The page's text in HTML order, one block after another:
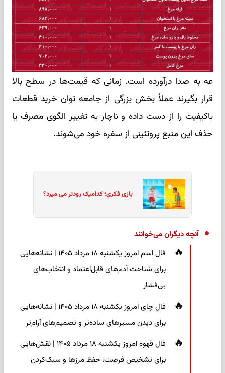
عه به صدا درآورده است. زمانی که قیمت‌ها در سطح بالا
قرار بگیرند عملاً بخش بزرگی از جامعه توان خرید قطعات
باکیفیت را از دست داده و ناچار به تغییر الگوی مصرف یا
حذف این منبع پروتئینی از سفره خود می‌شوند.
بازی فکری؛ کدامیک زودتر می میرد؟
آنچه دیگران می‌خوانند
فال اسم امروز یکشنبه ۱۸ مرداد ۱۴۰۵ | نشانه‌هایی
برای شناخت آدم‌های قابل‌اعتماد و انتخاب‌های
بی‌فشار
فال چای امروز یکشنبه ۱۸ مرداد ۱۴۰۵ | نشانه‌هایی
برای دیدن مسیرهای ساده‌تر و تصمیم‌های آرام‌تر
فال قهوه امروز یکشنبه ۱۸ مرداد ۱۴۰۵ | نقش‌هایی
برای تشخیص فرصت، حفظ مرزها و سبک‌کردن